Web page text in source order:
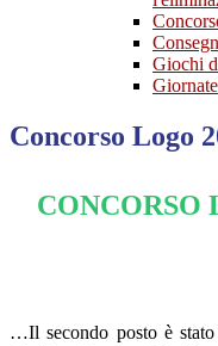
Giochi
Concorso Logo
…Il secondo posto è stato